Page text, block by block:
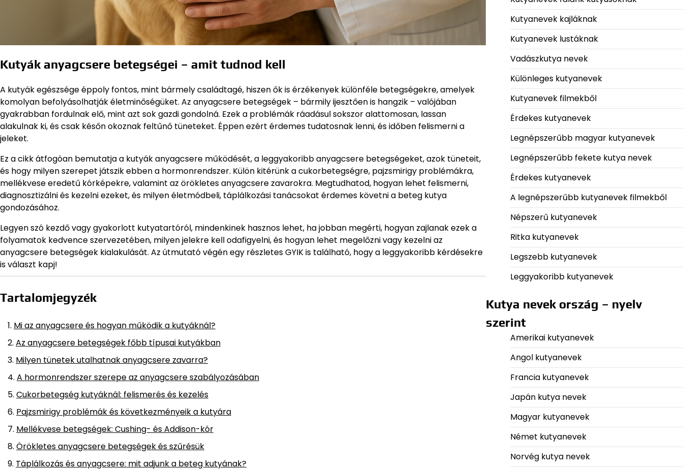
Kutyák anyagcsere betegségei – amit tudnod kell
A kutyák egészsége éppoly fontos, mint bármely családtagé, hiszen ők is érzékenyek különféle betegségekre, amelyek
komolyan befolyásolhatják életminőségüket. Az anyagcsere betegségek – bármily ijesztően is hangzik – valójában
gyakrabban fordulnak elő, mint azt sok gazdi gondolná. Ezek a problémák ráadásul sokszor alattomosan, lassan
alakulnak ki, és csak későn okoznak feltűnő tüneteket. Éppen ezért érdemes tudatosnak lenni, és időben felismerni a
jeleket.
Ez a cikk átfogóan bemutatja a kutyák anyagcsere működését, a leggyakoribb anyagcsere betegségeket, azok tüneteit,
és hogy milyen szerepet játszik ebben a hormonrendszer. Külön kitérünk a cukorbetegségre, pajzsmirigy problémákra,
mellékvese eredetű kórképekre, valamint az örökletes anyagcsere zavarokra. Megtudhatod, hogyan lehet felismerni,
diagnosztizálni és kezelni ezeket, és milyen életmódbeli, táplálkozási tanácsokat érdemes követni a beteg kutya
gondozásához.
Legyen szó kezdő vagy gyakorlott kutyatartóról, mindenkinek hasznos lehet, ha jobban megérti, hogyan zajlanak ezek a
folyamatok kedvence szervezetében, milyen jelekre kell odafigyelni, és hogyan lehet megelőzni vagy kezelni az
anyagcsere betegségek kialakulását. Az útmutató végén egy részletes GYIK is található, hogy a leggyakoribb kérdésekre
is választ kapj!
Tartalomjegyzék
Mi az anyagcsere és hogyan működik a kutyáknál?
Az anyagcsere betegségek főbb típusai kutyákban
Milyen tünetek utalhatnak anyagcsere zavarra?
A hormonrendszer szerepe az anyagcsere szabályozásában
Cukorbetegség kutyáknál: felismerés és kezelés
Pajzsmirigy problémák és következményeik a kutyára
Mellékvese betegségek: Cushing- és Addison-kór
Örökletes anyagcsere betegségek és szűrésük
Táplálkozás és anyagcsere: mit adjunk a beteg kutyának?
Kutyanevek kajláknak
Kutyanevek lustáknak
Vadászkutya nevek
Különleges kutyanevek
Kutyanevek filmekből
Érdekes kutyanevek
Legnépszerűbb magyar kutyanevek
Legnépszerűbb fekete kutya nevek
Érdekes kutyanevek
A legnépszerűbb kutyanevek filmekből
Népszerű kutyanevek
Ritka kutyanevek
Legszebb kutyanevek
Leggyakoribb kutyanevek
Kutya nevek ország – nyelv
szerint
Amerikai kutyanevek
Angol kutyanevek
Francia kutyanevek
Japán kutya nevek
Magyar kutyanevek
Német kutyanevek
Norvég kutya nevek